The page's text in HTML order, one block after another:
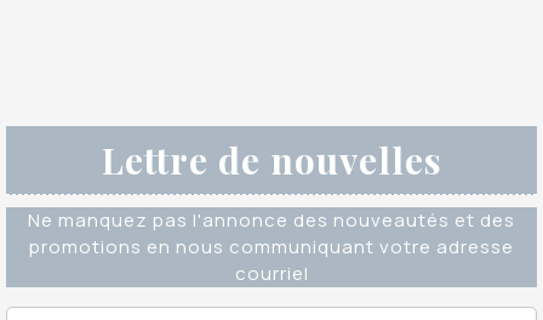
Lettre de nouvelles
Ne manquez pas l'annonce des nouveautés et des
promotions en nous communiquant votre adresse
courriel